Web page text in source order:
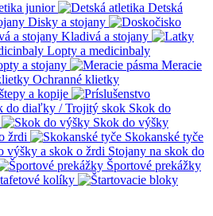
junior
Detská
Disky a stojany
Kladivá a stojany
Lopty a medicinbaly
a stojany
Meracie
Ochranné klietky
a kopije
Skok do
Skok do výšky
žrdi
Skokanské tyče
Stojany na skok do
Športové prekážky
kolíky